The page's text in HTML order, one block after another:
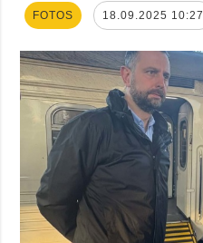
FOTOS 18.09.2025 10:27